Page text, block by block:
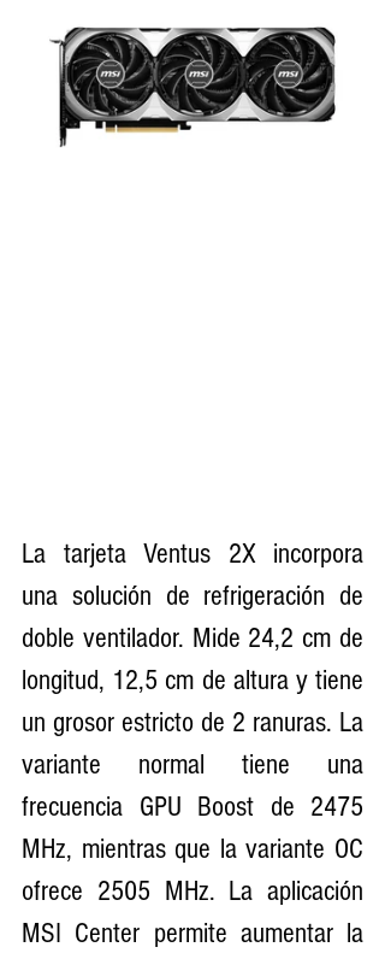
La tarjeta Ventus 2X incorpora
una solución de refrigeración de
doble ventilador. Mide 24,2 cm de
longitud, 12,5 cm de altura y tiene
un grosor estricto de 2 ranuras. La
variante normal tiene una
frecuencia GPU Boost de 2475
MHz, mientras que la variante OC
ofrece 2505 MHz. La aplicación
MSI Center permite aumentar la